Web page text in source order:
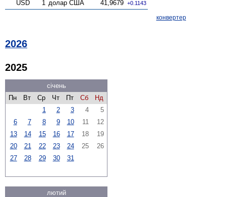
USD
1 долар США 41,9679 +0.1143
конвертер
2026
2025
січень
Пн
Вт Ср Чт Пт Сб
Нд
1
2 3 4
5
6
7 8 9 10 11
12
13
14 15 16 17 18
19
20
21 22 23 24 25
26
27
28 29 30 31
лютий